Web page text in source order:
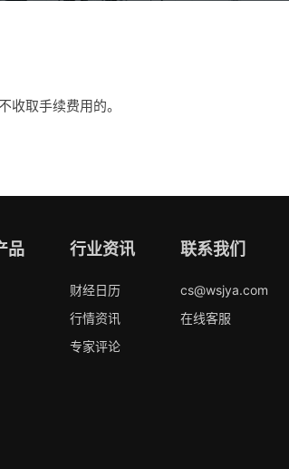
收取手续费用的。
品 行业资讯
财经日历
行情资讯
专家评论
联系我们
cs@wsjya.com
在线客服